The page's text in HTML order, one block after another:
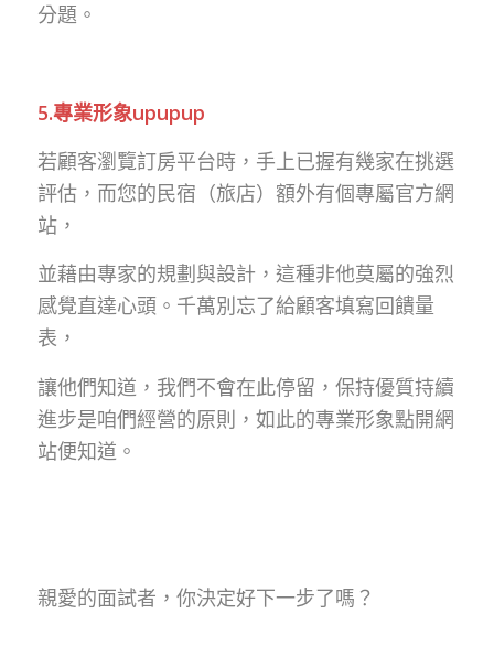
分題。
5.專業形象upupup
若顧客瀏覽訂房平台時，手上已握有幾家在挑選
評估，而您的民宿（旅店）額外有個專屬官方網
站，
並藉由專家的規劃與設計，這種非他莫屬的強烈
感覺直達心頭。千萬別忘了給顧客填寫回饋量
表，
讓他們知道，我們不會在此停留，保持優質持續
進步是咱們經營的原則，如此的專業形象點開網
站便知道。
親愛的面試者，你決定好下一步了嗎？